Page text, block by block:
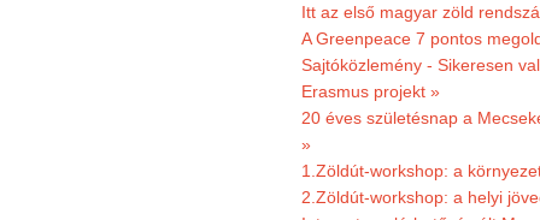
Itt az első magyar zöld
A Greenpeace 7 pontos
Sajtóközlemény - Sikeresen
Erasmus projekt »
20 éves születésnap a
»
1.Zöldút-workshop: a
2.Zöldút-workshop: a helyi